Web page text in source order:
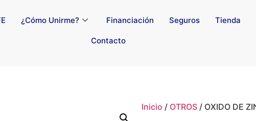
¿Cómo Unirme? Financiación Seguros Tienda
Contacto
Inicio / OTROS / OXIDO DE